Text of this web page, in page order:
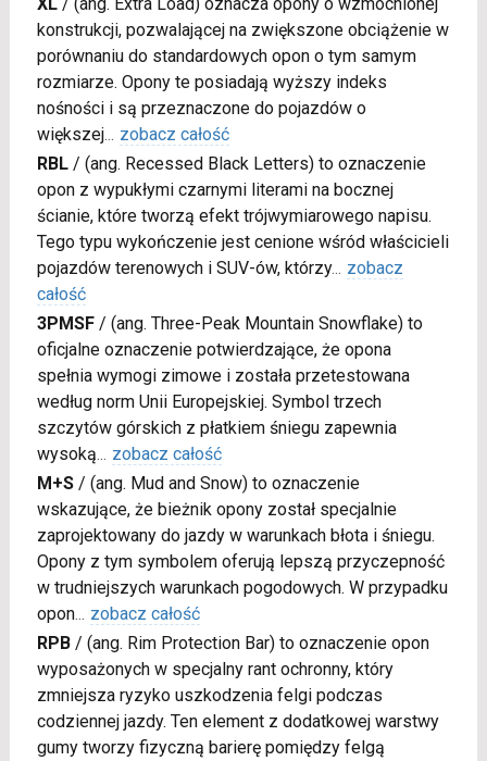
konstrukcji, pozwalającej na zwiększone obciążenie w
porównaniu do standardowych opon o tym samym
rozmiarze. Opony te posiadają wyższy indeks
nośności i są przeznaczone do pojazdów o
większej... zobacz całość
RBL/ (ang. Recessed Black Letters) to oznaczenie
opon z wypukłymi czarnymi literami na bocznej
ścianie, które tworzą efekt trójwymiarowego napisu.
Tego typu wykończenie jest cenione wśród właścicieli
pojazdów terenowych i SUV-ów, którzy... zobacz
całość
3PMSF/ (ang. Three-Peak Mountain Snowflake) to
oficjalne oznaczenie potwierdzające, że opona
spełnia wymogi zimowe i została przetestowana
według norm Unii Europejskiej. Symbol trzech
szczytów górskich z płatkiem śniegu zapewnia
wysoką... zobacz całość
M+S/ (ang. Mud and Snow) to oznaczenie
wskazujące, że bieżnik opony został specjalnie
zaprojektowany do jazdy w warunkach błota i śniegu.
Opony z tym symbolem oferują lepszą przyczepność
w trudniejszych warunkach pogodowych. W przypadku
opon... zobacz całość
RPB/ (ang. Rim Protection Bar) to oznaczenie opon
wyposażonych w specjalny rant ochronny, który
zmniejsza ryzyko uszkodzenia felgi podczas
codziennej jazdy. Ten element z dodatkowej warstwy
gumy tworzy fizyczną barierę pomiędzy felgą